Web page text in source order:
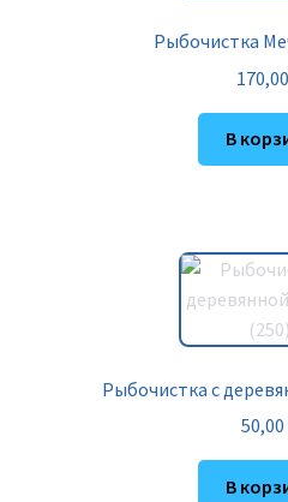
Рыбочистка
170,00
В
Рыбочистка с
50,00
В